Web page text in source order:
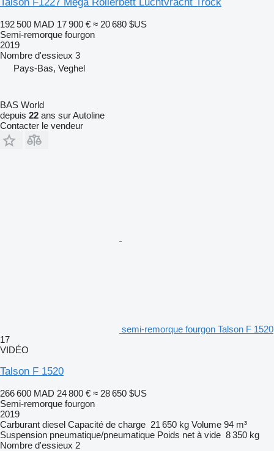
192 500 MAD 17 900 € ≈ 20 680 $US
Semi-remorque fourgon
2019
Nombre d'essieux 3
Pays-Bas, Veghel
BAS World
depuis 22 ans sur Autoline
Contacter le vendeur
semi-remorque fourgon Talson F 1520
17
VIDÉO
Talson F 1520
266 600 MAD 24 800 € ≈ 28 650 $US
Semi-remorque fourgon
2019
Carburant diesel Capacité de charge 21 650 kg Volume 94 m³
Suspension pneumatique/pneumatique Poids net à vide 8 350 kg
Nombre d'essieux 2